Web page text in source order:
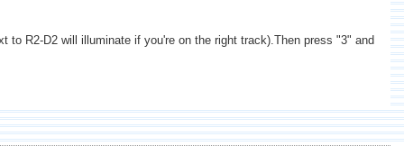
R2-D2 will illuminate if you're on the right track).Then press "3" and